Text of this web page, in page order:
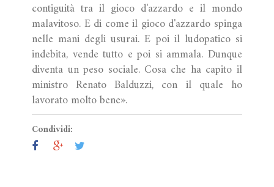
contiguità tra il gioco d'azzardo e il mondo
malavitoso. E di come il gioco d'azzardo spinga
nelle mani degli usurai. E poi il ludopatico si
indebita, vende tutto e poi si ammala. Dunque
diventa un peso sociale. Cosa che ha capito il
ministro Renato Balduzzi, con il quale ho
lavorato molto bene».
Condividi: